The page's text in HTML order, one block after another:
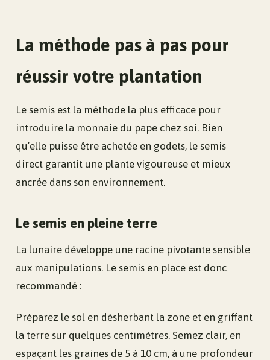
La méthode pas à pas pour
réussir votre plantation
Le semis est la méthode la plus efficace pour
introduire la monnaie du pape chez soi. Bien
qu’elle puisse être achetée en godets, le semis
direct garantit une plante vigoureuse et mieux
ancrée dans son environnement.
Le semis en pleine terre
La lunaire développe une racine pivotante sensible
aux manipulations. Le semis en place est donc
recommandé :
Préparez le sol en désherbant la zone et en griffant
la terre sur quelques centimètres. Semez clair, en
espaçant les graines de 5 à 10 cm, à une profondeur